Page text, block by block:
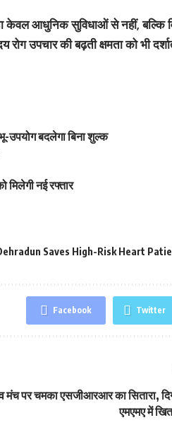
आधुनिक सुविधाओं से नहीं, बल्कि
उपचार की बढ़ती क्षमता को भी
उपयोग बदलेगा बिना शुल्क
मिलेगी नई रफ्तार
Saves High-Risk Heart
Facebook Twitter
मंच पर चमका एसजीआरआर का सितारा,
एमएमए में